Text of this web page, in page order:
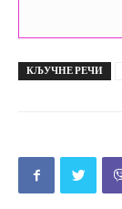
КЉУЧНЕ РЕЧИ